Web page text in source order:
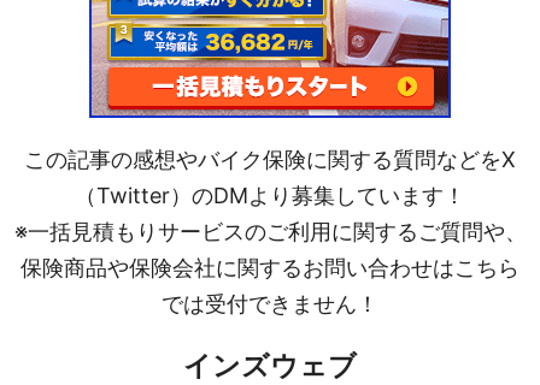
この記事の感想やバイク保険に関する質問などをX
（Twitter）のDMより募集しています！
※一括見積もりサービスのご利用に関するご質問や、
保険商品や保険会社に関するお問い合わせはこちら
では受付できません！
インズウェブ